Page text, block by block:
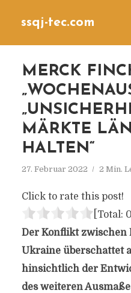
ssqj-tec.com
MERCK
MÄRKTE
HALTEN“
27. Februar 2022 2 Min.
Click to rate this post!
[Total: 0
Der Konflikt zwischen
Ukraine überschattet
hinsichtlich der
des weiteren